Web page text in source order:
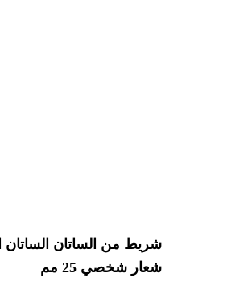
شريط من الساتان الساتان
شعار شخصي 25 مم